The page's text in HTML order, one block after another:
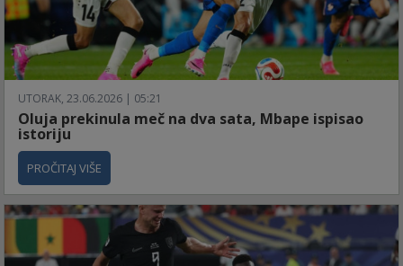
UTORAK, 23.06.2026 | 05:21
Oluja prekinula meč na dva sata, Mbape ispisao
istoriju
PROČITAJ VIŠE